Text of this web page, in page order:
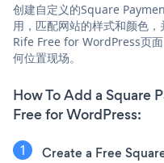
创建自定义的Square
用，匹配网站的样式和颜色
Rife Free for WordPress页
何位置现场。
How To Add a Square
Free for WordPress:
Create a Free